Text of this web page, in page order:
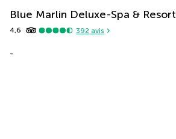
Blue Marlin Deluxe-Spa & Resort
4,6 392 avis
-